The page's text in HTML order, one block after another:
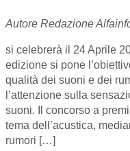
Autore Redazione
si celebrerà il 24 Aprile
edizione si pone
qualità dei suoni e dei
l’attenzione sulla
suoni. Il concorso a
tema dell’acustica,
rumori […]